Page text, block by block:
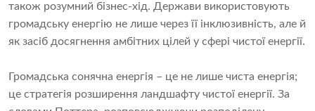
також розумний бізнес-хід. Держави використовують
громадську енергію не лише через її інклюзивність, але й
як засіб досягнення амбітних цілей у сфері чистої енергії.
Громадська сонячна енергія – це не лише чиста енергія;
це стратегія розширення ландшафту чистої енергії. За